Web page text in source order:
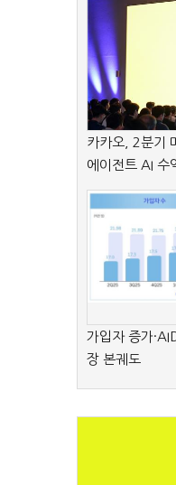
카카오, 2분기
에이전트 AI 수
가입자 증가
장 본궤도